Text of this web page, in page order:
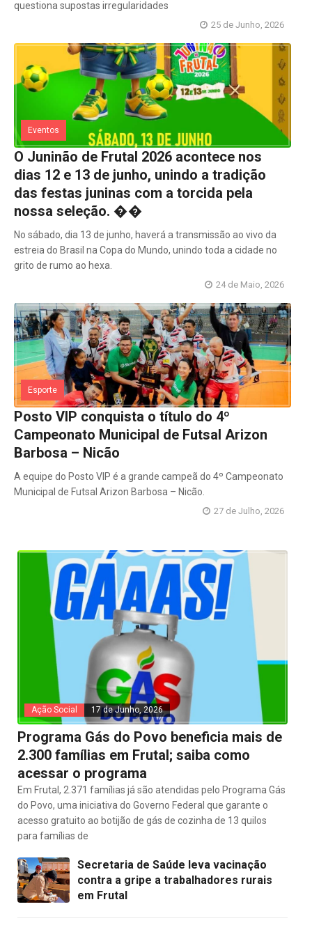
questiona supostas irregularidades
25 de Junho, 2026
Eventos
O Juninão de Frutal 2026 acontece nos
dias 12 e 13 de junho, unindo a tradição
das festas juninas com a torcida pela
nossa seleção. ��
No sábado, dia 13 de junho, haverá a transmissão ao vivo da
estreia do Brasil na Copa do Mundo, unindo toda a cidade no
grito de rumo ao hexa.
24 de Maio, 2026
Esporte
Posto VIP conquista o título do 4º
Campeonato Municipal de Futsal Arizon
Barbosa – Nicão
A equipe do Posto VIP é a grande campeã do 4º Campeonato
Municipal de Futsal Arizon Barbosa – Nicão.
27 de Julho, 2026
Ação Social 17 de Junho, 2026
Programa Gás do Povo beneficia mais de
2.300 famílias em Frutal; saiba como
acessar o programa
Em Frutal, 2.371 famílias já são atendidas pelo Programa Gás
do Povo, uma iniciativa do Governo Federal que garante o
acesso gratuito ao botijão de gás de cozinha de 13 quilos
para famílias de
Secretaria de Saúde leva vacinação
contra a gripe a trabalhadores rurais
em Frutal